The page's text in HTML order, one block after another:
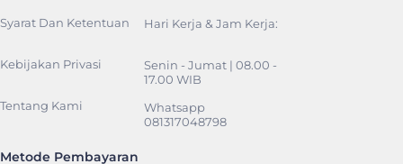
Syarat Dan Ketentuan
Kebijakan Privasi
Tentang Kami
Hari Kerja & Jam Kerja:
Senin - Jumat | 08.00 -
17.00 WIB
Whatsapp
081317048798
Metode Pembayaran